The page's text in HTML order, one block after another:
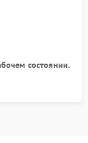
состоянии.